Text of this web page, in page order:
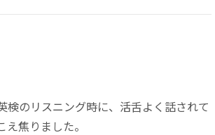
のリスニング時に、活舌よく話されて
焦りました。